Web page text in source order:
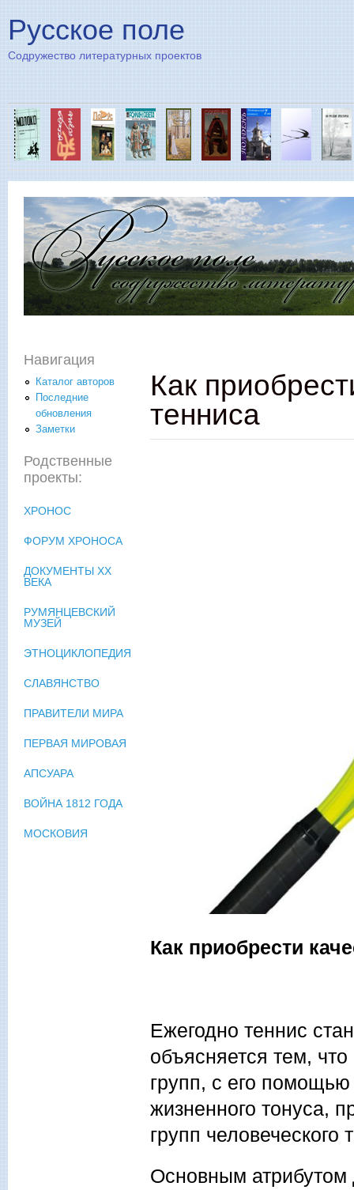
Русское поле
Содружество литературных проектов
Как
тенниса
Как приобрести
Ежегодно теннис
объясняется тем,
групп, с его
жизненного тонуса,
групп человеческого
Основным атрибутом
Навигация
Каталог авторов
Последние
обновления
Заметки
Родственные
проекты:
ХРОНОС
ФОРУМ ХРОНОСА
ДОКУМЕНТЫ XX
ВЕКА
РУМЯНЦЕВСКИЙ
МУЗЕЙ
ЭТНОЦИКЛОПЕДИЯ
СЛАВЯНСТВО
ПРАВИТЕЛИ МИРА
ПЕРВАЯ МИРОВАЯ
АПСУАРА
ВОЙНА 1812 ГОДА
МОСКОВИЯ